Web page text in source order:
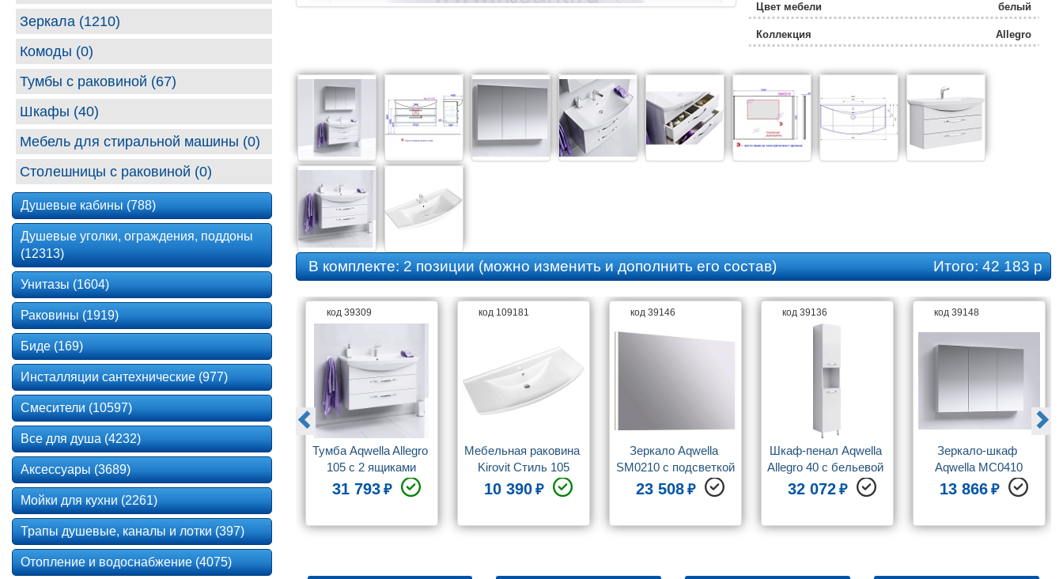
Цвет мебели белый
Коллекция Allegro
В комплекте:2 позиции(можно изменить и дополнить его состав) Итого:42 183 р
код 39309
Тумба Aqwella Allegro
105 с 2 ящиками
31 793
код 109181
Мебельная раковина
Kirovit Стиль 105
10 390
код 39146
Зеркало Aqwella
SM0210 с подсветкой
23 508
код 39136
Шкаф-пенал Aqwella
Allegro 40 с бельевой
корзиной
32 072
код 39148
Зеркало-шкаф
Aqwella MC0410
13 866
Зеркала (1210)
Комоды (0)
Тумбы с раковиной (67)
Шкафы (40)
Мебель для стиральной машины (0)
Столешницы с раковиной (0)
Душевые кабины (788)
Душевые уголки, ограждения, поддоны
(12313)
Унитазы (1604)
Раковины (1919)
Биде (169)
Инсталляции сантехнические (977)
Смесители (10597)
Все для душа (4232)
Аксессуары (3689)
Мойки для кухни (2261)
Трапы душевые, каналы и лотки (397)
Отопление и водоснабжение (4075)